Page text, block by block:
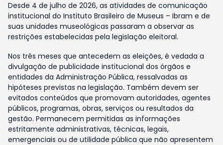
Desde 4 de julho de 2026, as atividades de comunicação
institucional do Instituto Brasileiro de Museus – Ibram e de
suas unidades museológicas passaram a observar as
restrições estabelecidas pela legislação eleitoral.
Nos três meses que antecedem as eleições, é vedada a
divulgação de publicidade institucional dos órgãos e
entidades da Administração Pública, ressalvadas as
hipóteses previstas na legislação. Também devem ser
evitados conteúdos que promovam autoridades, agentes
públicos, programas, obras, serviços ou resultados da
gestão. Permanecem permitidas as informações
estritamente administrativas, técnicas, legais,
emergenciais ou de utilidade pública que não apresentem